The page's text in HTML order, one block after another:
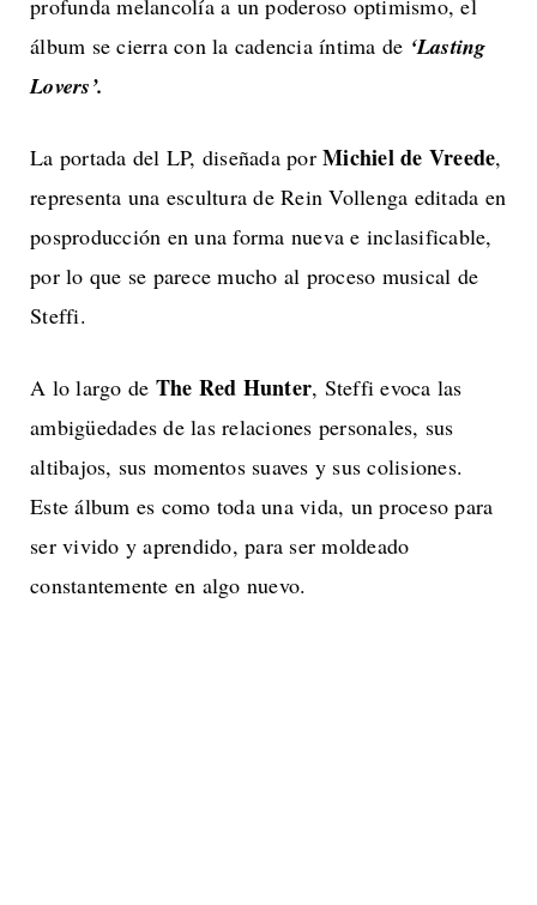
profunda melancolía a un poderoso optimismo, el
álbum se cierra con la cadencia íntima de ‘Lasting
Lovers’.
La portada del LP, diseñada por Michiel de Vreede,
representa una escultura de Rein Vollenga editada en
posproducción en una forma nueva e inclasificable,
por lo que se parece mucho al proceso musical de
Steffi.
A lo largo de The Red Hunter, Steffi evoca las
ambigüedades de las relaciones personales, sus
altibajos, sus momentos suaves y sus colisiones.
Este álbum es como toda una vida, un proceso para
ser vivido y aprendido, para ser moldeado
constantemente en algo nuevo.